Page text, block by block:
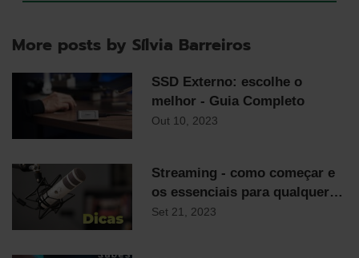
More posts by Sílvia Barreiros
SSD Externo: escolhe o
melhor - Guia Completo
Out 10, 2023
Streaming - como começar e
os essenciais para qualquer
streamer
Set 21, 2023